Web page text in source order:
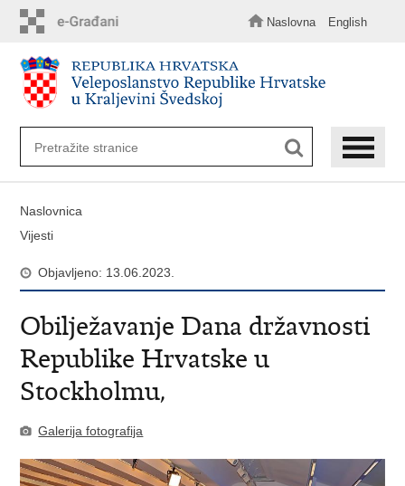
sadržaj
Naslovna English
Naslovnica
Vijesti
Objavljeno: 13.06.2023.
Obilježavanje Dana državnosti
Republike Hrvatske u
Stockholmu,
Galerija fotografija